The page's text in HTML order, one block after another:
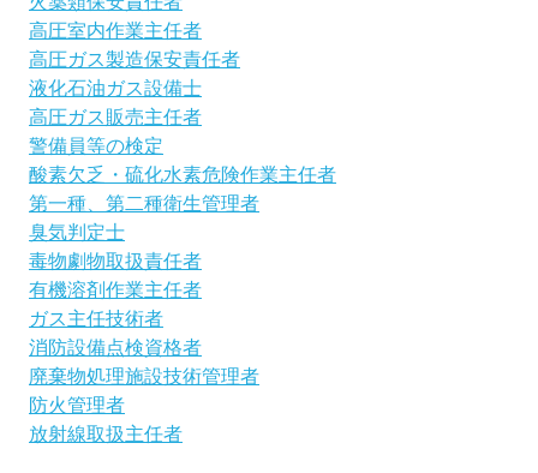
高圧室内作業主任者
高圧ガス製造保安責任者
液化石油ガス設備士
高圧ガス販売主任者
警備員等の検定
酸素欠乏・硫化水素危険作業主任者
第一種、第二種衛生管理者
臭気判定士
毒物劇物取扱責任者
有機溶剤作業主任者
ガス主任技術者
消防設備点検資格者
廃棄物処理施設技術管理者
防火管理者
放射線取扱主任者